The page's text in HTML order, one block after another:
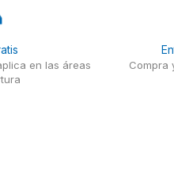
en las áreas
Compra